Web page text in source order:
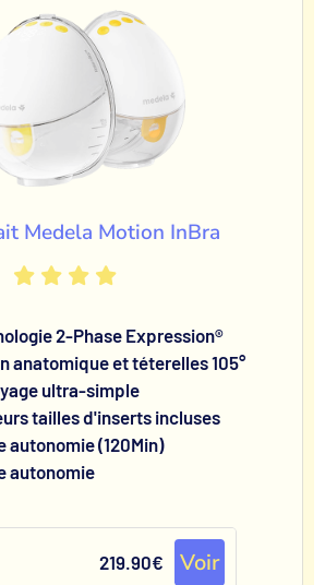
Medela Motion InBra
2-Phase Expression®
anatomique et téterelles 105°
ultra-simple
tailles d'inserts incluses
autonomie (120Min)
autonomie
219.90€ Voir